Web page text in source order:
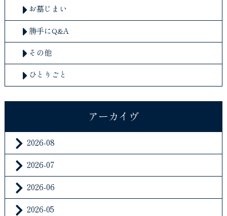
お墓じまい
勝手にQ&A
その他
ひとりごと
アーカイヴ
2026-08
2026-07
2026-06
2026-05